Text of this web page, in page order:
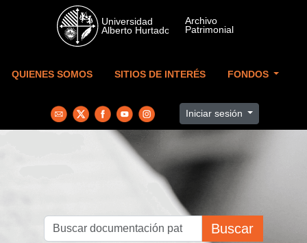
Skip to main content
QUIENES SOMOS SITIOS DE INTERÉS FONDOS
Iniciar sesión
Buscar